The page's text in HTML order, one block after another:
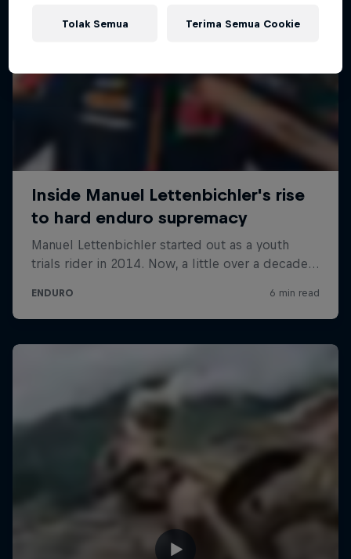
Tolak Semua Terima Semua Cookie